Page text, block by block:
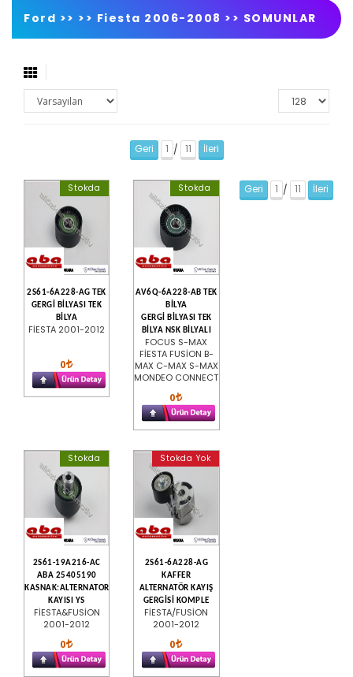
Ford >> >> Fiesta 2006-2008 >> SOMUNLAR
Geri 1 / 11 İleri
Stokda
2S61-6A228-AG TEK
GERGİ BİLYASI TEK
BİLYA
FİESTA 2001-2012
0
Stokda
AV6Q-6A228-AB TEK
BİLYA
GERGİ BİLYASI TEK
BİLYA NSK BİLYALI
FOCUS S-MAX
FİESTA FUSİON B-
MAX C-MAX S-MAX
MONDEO CONNECT
0
Stokda
2S61-19A216-AC
ABA 25405190
KASNAK:ALTERNATOR
KAYISI YS
FİESTA&FUSİON
2001-2012
0
Stokda Yok
2S61-6A228-AG
KAFFER
ALTERNATÖR KAYIŞ
GERGİSİ KOMPLE
FİESTA/FUSİON
2001-2012
0
Geri 1 / 11 İleri